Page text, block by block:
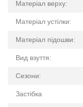
Матеріал верху:
Матеріал устілки:
Матеріал підошви:
Вид взуття:
Сезони:
Застібка